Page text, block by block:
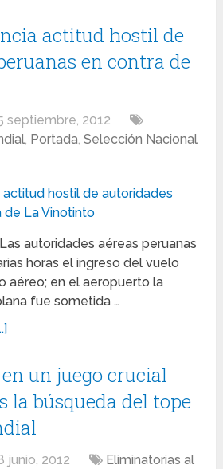
actitud hostil de
en contra de
septiembre, 2012
, Portada,Selección Nacional
autoridades aéreas peruanas
horas el ingreso del vuelo
aéreo; en el aeropuerto la
fue sometida …
un juego crucial
la búsqueda del tope
junio, 2012
Eliminatorias al